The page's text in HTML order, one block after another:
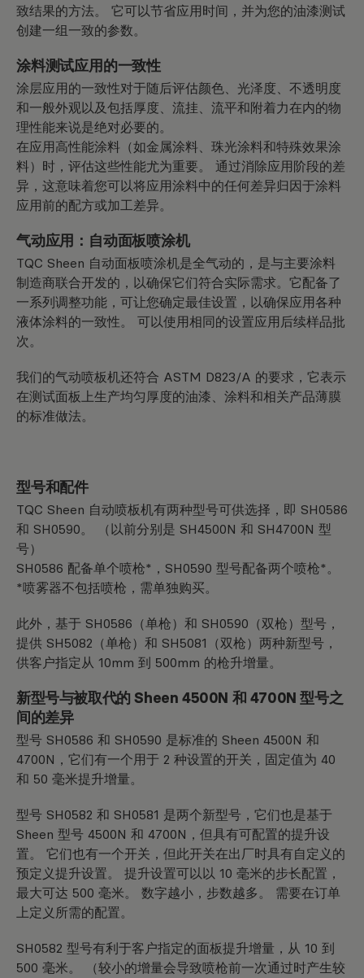
致结果的方法。 它可以节省应用时间，并为您的油漆测试
创建一组一致的参数。
涂料测试应用的一致性
涂层应用的一致性对于随后评估颜色、光泽度、不透明度
和一般外观以及包括厚度、流挂、流平和附着力在内的物
理性能来说是绝对必要的。
在应用高性能涂料（如金属涂料、珠光涂料和特殊效果涂
料）时，评估这些性能尤为重要。 通过消除应用阶段的差
异，这意味着您可以将应用涂料中的任何差异归因于涂料
应用前的配方或加工差异。
气动应用：自动面板喷涂机
TQC Sheen 自动面板喷涂机是全气动的，是与主要涂料
制造商联合开发的，以确保它们符合实际需求。它配备了
一系列调整功能，可让您确定最佳设置，以确保应用各种
液体涂料的一致性。 可以使用相同的设置应用后续样品批
次。
我们的气动喷板机还符合 ASTM D823/A 的要求，它表示
在测试面板上生产均匀厚度的油漆、涂料和相关产品薄膜
的标准做法。
型号和配件
TQC Sheen 自动喷板机有两种型号可供选择，即 SH0586
和 SH0590。 （以前分别是 SH4500N 和 SH4700N 型
号）
SH0586 配备单个喷枪*，SH0590 型号配备两个喷枪*。
*喷雾器不包括喷枪，需单独购买。
此外，基于 SH0586（单枪）和 SH0590（双枪）型号，
提供 SH5082（单枪）和 SH5081（双枪）两种新型号，
供客户指定从 10mm 到 500mm 的枪升增量。
新型号与被取代的 Sheen 4500N 和 4700N 型号之
间的差异
型号 SH0586 和 SH0590 是标准的 Sheen 4500N 和
4700N，它们有一个用于 2 种设置的开关，固定值为 40
和 50 毫米提升增量。
型号 SH0582 和 SH0581 是两个新型号，它们也是基于
Sheen 型号 4500N 和 4700N，但具有可配置的提升设
置。 它们也有一个开关，但此开关在出厂时具有自定义的
预定义提升设置。 提升设置可以以 10 毫米的步长配置，
最大可达 500 毫米。 数字越小，步数越多。 需要在订单
上定义所需的配置。
SH0582 型号有利于客户指定的面板提升增量，从 10 到
500 毫米。 （较小的增量会导致喷枪前一次通过时产生较